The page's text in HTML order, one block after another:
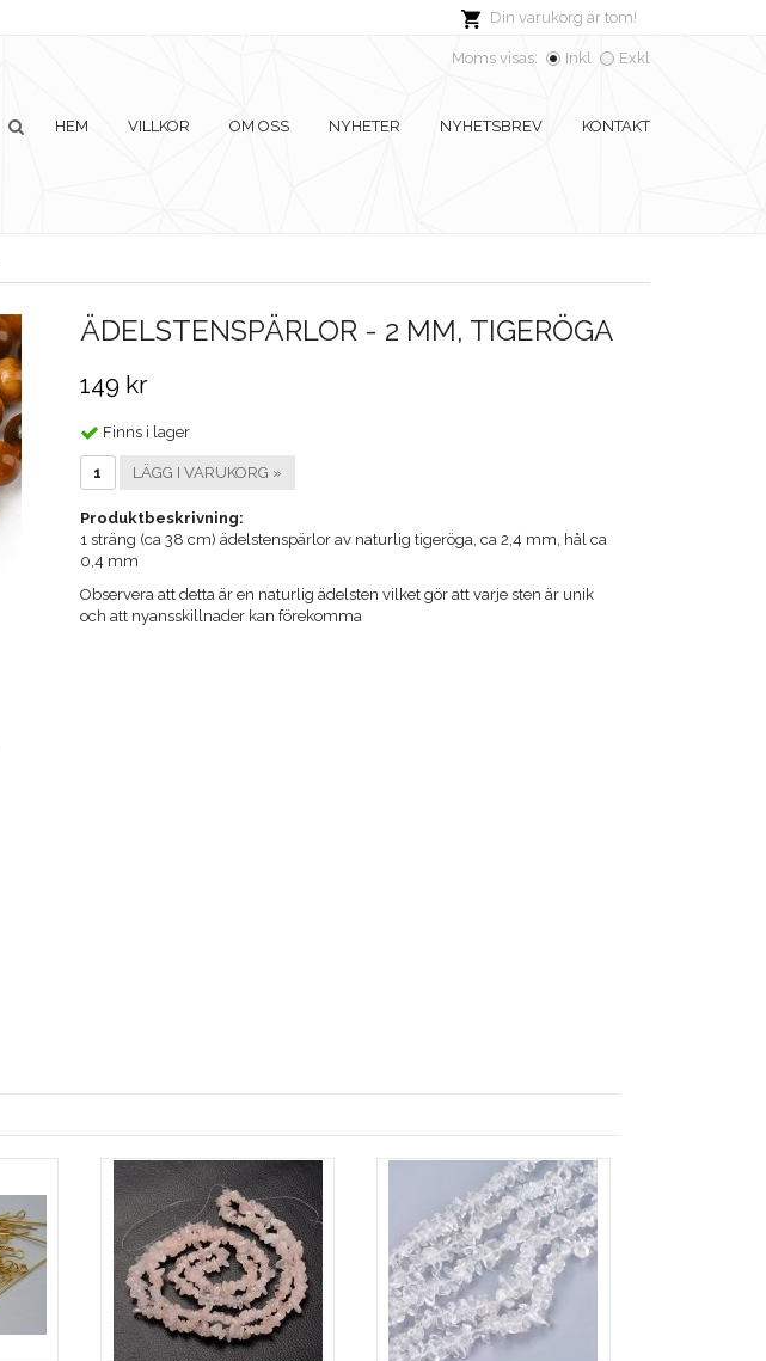
Din varukorg är tom!
Moms visas: Inkl Exkl
HEM VILLKOR OM OSS NYHETER NYHETSBREV KONTAKT
ÄDELSTENSPÄRLOR - 2 MM, TIGERÖGA
149 kr
Finns i lager
LÄGG I VARUKORG »
Produktbeskrivning:
1 sträng (ca 38 cm) ädelstenspärlor av naturlig tigeröga, ca 2,4 mm, hål ca
0,4 mm
Observera att detta är en naturlig ädelsten vilket gör att varje sten är unik
och att nyansskillnader kan förekomma